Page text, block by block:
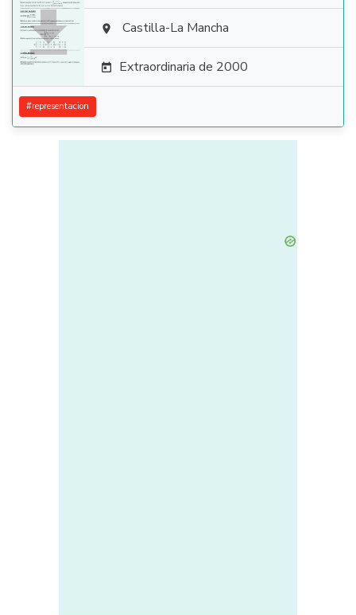
  Castilla-La Mancha
 Extraordinaria de 2000
#representacion